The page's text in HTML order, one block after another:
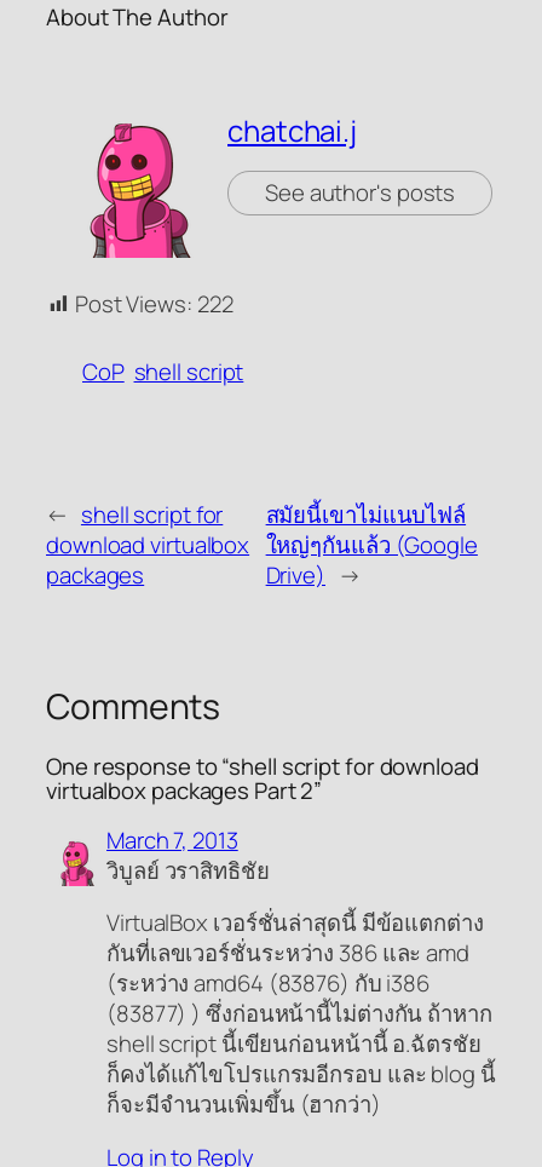
About The Author
chatchai.j
See author's posts
Post Views: 222
CoP shell script
← shell script for
download virtualbox
packages
สมัยนี้เขาไม่แนบไฟล์
ใหญ่ๆกันแล้ว (Google
Drive)
→
Comments
One response to “shell script for download
virtualbox packages Part 2”
March 7, 2013
วิบูลย์ วราสิทธิชัย
VirtualBox เวอร์ชั่นล่าสุดนี้ มีข้อแตกต่าง
กันที่เลขเวอร์ชั่นระหว่าง 386 และ amd
(ระหว่าง amd64 (83876) กับ i386
(83877) ) ซึ่งก่อนหน้านี้ไม่ต่างกัน ถ้าหาก
shell script นี้เขียนก่อนหน้านี้ อ.ฉัตรชัย
ก็คงได้แก้ไขโปรแกรมอีกรอบ และ blog นี้
ก็จะมีจำนวนเพิ่มขึ้น (ฮากว่า)
Log in to Reply